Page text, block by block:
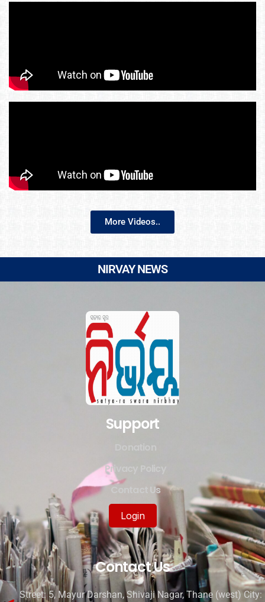
More Videos..
NIRVAY NEWS
Support
Privacy Policy
Contact Us
Login
Contact Us
Street: 5, Mayur Darshan, Shivaji Nagar, Thane (west) City: